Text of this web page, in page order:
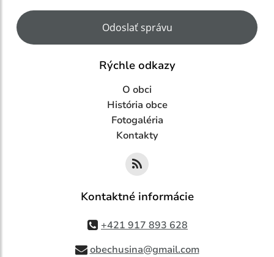
Google reCaptcha Response
Odoslať správu
Rýchle odkazy
O obci
História obce
Fotogaléria
Kontakty
Kontaktné informácie
+421 917 893 628
obechusina@gmail.com